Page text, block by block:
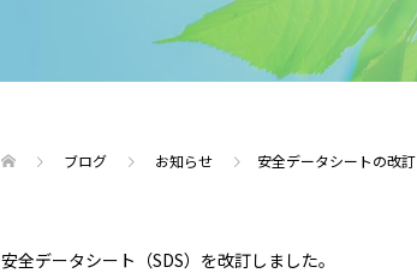
ブログ お知らせ 安全データシートの改訂
安全データシート（SDS）を改訂しました。